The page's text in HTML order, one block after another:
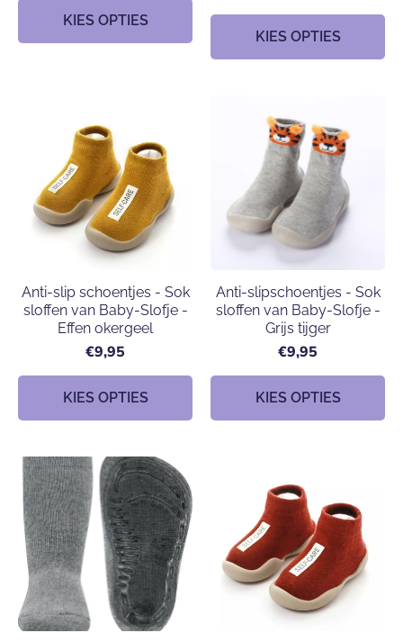
KIES OPTIES
KIES OPTIES
Anti-slip schoentjes - Sok
sloffen van Baby-Slofje -
Effen okergeel
€9,95
KIES OPTIES
Anti-slipschoentjes - Sok
sloffen van Baby-Slofje -
Grijs tijger
€9,95
KIES OPTIES